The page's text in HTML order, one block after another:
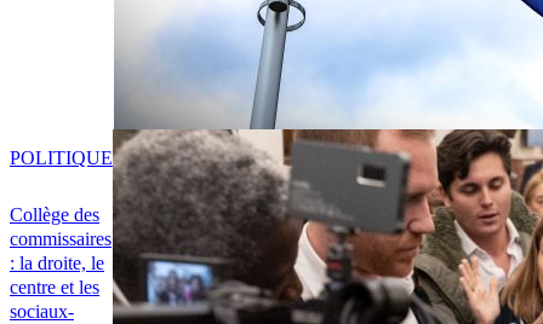
Collège des
commissaires
: la droite, le
centre et les
sociaux-
POLITIQUE